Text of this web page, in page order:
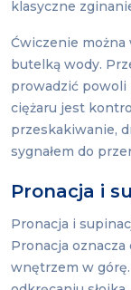
klasyczne
Ćwiczenie można
butelką wody.
prowadzić powoli
ciężaru jest
przeskakiwanie,
sygnałem do
Pronacja i
Pronacja i
Pronacja oznacza
wnętrzem w